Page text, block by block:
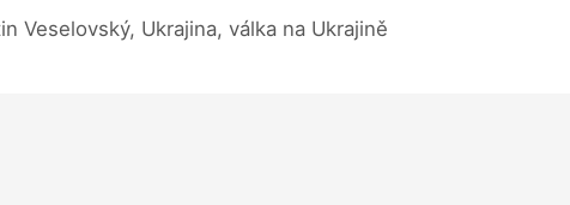
Veselovský, Ukrajina, válka na Ukrajině